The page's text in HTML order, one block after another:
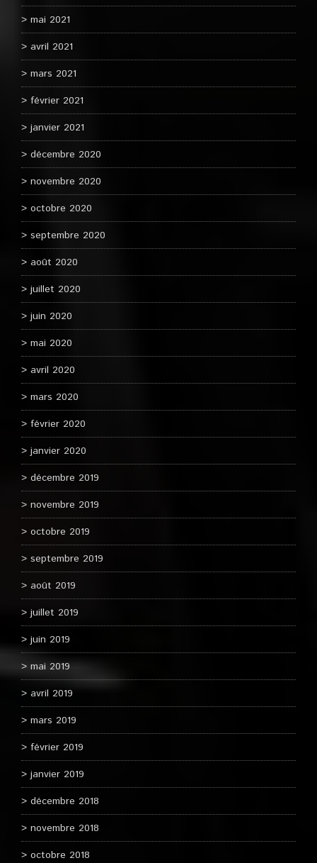
mai 2021
avril 2021
mars 2021
février 2021
janvier 2021
décembre 2020
novembre 2020
octobre 2020
septembre 2020
août 2020
juillet 2020
juin 2020
mai 2020
avril 2020
mars 2020
février 2020
janvier 2020
décembre 2019
novembre 2019
octobre 2019
septembre 2019
août 2019
juillet 2019
juin 2019
mai 2019
avril 2019
mars 2019
février 2019
janvier 2019
décembre 2018
novembre 2018
octobre 2018